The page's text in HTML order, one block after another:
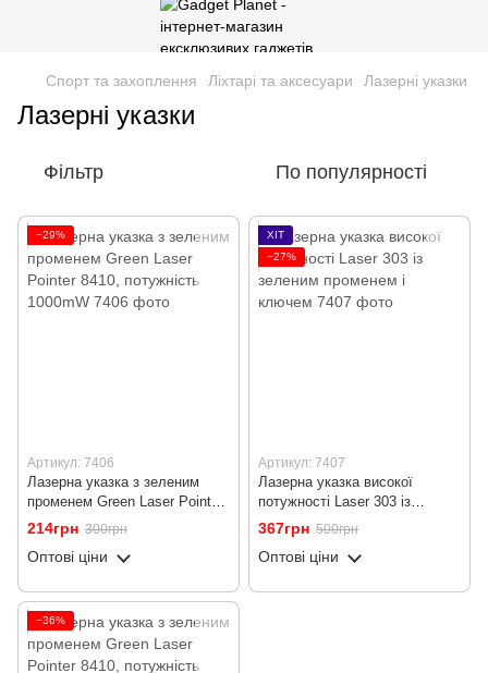
Спорт та захоплення Ліхтарі та аксесуари Лазерні указки
Лазерні указки
Фільтр По популярності
−29%
Артикул: 7406
Лазерна указка з зеленим
променем Green Laser Pointer
8410, потужність 1000mW
214грн 300грн
Оптові ціни
ХІТ
−27%
Артикул: 7407
Лазерна указка високої
потужності Laser 303 із
зеленим променем і ключем
367грн 500грн
Оптові ціни
−36%